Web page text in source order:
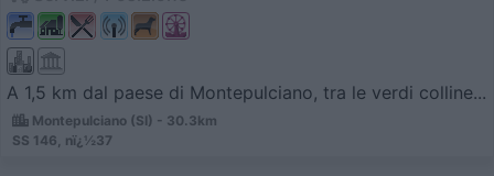
A 1,5 km dal paese di Montepulciano, tra le verdi colline...
Montepulciano (SI) - 30.3km
SS 146, nï¿½37